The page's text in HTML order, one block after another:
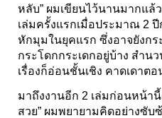
หลับ” ผมเขียนไว้นานมากแล้
เล่มครั้งแรกเมื่อประมาณ 2
หักมุมในยุคแรก ซึ่งอาจยังก
กระโดกกระเดกอยู่บ้าง สำน
เรื่องก็อ่อนชั้นเชิง คาดเดาต
มาถึงงานอีก 2 เล่มก่อนหน้า
สวย” ผมพยายามคิดอย่างซั